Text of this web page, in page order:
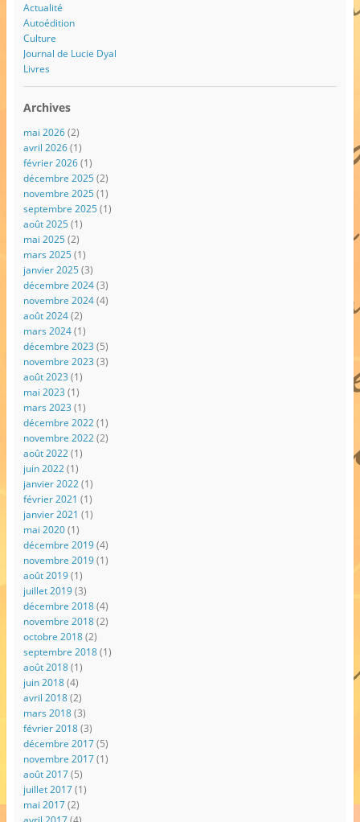
Actualité
Autoédition
Culture
Journal de Lucie Dyal
Livres
Archives
mai 2026(2)
avril 2026(1)
février 2026(1)
décembre 2025(2)
novembre 2025(1)
septembre 2025(1)
août 2025(1)
mai 2025(2)
mars 2025(1)
janvier 2025(3)
décembre 2024(3)
novembre 2024(4)
août 2024(2)
mars 2024(1)
décembre 2023 (5)
novembre 2023 (3)
août 2023 (1)
mai 2023 (1)
mars 2023 (1)
décembre 2022(1)
novembre 2022(2)
août 2022(1)
juin 2022(1)
janvier 2022(1)
février 2021 (1)
janvier 2021 (1)
mai 2020(1)
décembre 2019(4)
novembre 2019(1)
août 2019(1)
juillet 2019(3)
décembre 2018(4)
novembre 2018(2)
octobre 2018(2)
septembre 2018(1)
août 2018(1)
juin 2018(4)
avril 2018(2)
mars 2018(3)
février 2018(3)
décembre 2017(5)
novembre 2017(1)
août 2017(5)
juillet 2017(1)
mai 2017(2)